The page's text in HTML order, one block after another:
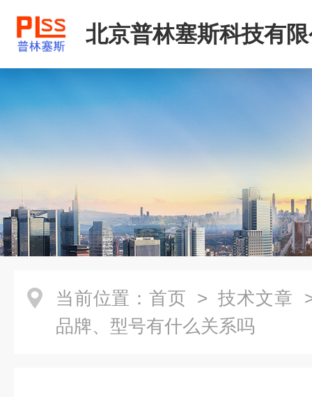
北京普林塞斯科技有
当前位置： 首页 > 技术文章
品牌、型号有什么关系吗